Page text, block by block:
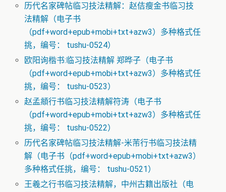
历代名家碑帖临习技法精解：赵佶瘦金书临习技
法精解（电子书
（pdf+word+epub+mobi+txt+azw3）多种格式任
挑，编号： tushu-0524）
欧阳询楷书:临习技法精解 郑晔子（电子书
（pdf+word+epub+mobi+txt+azw3）多种格式任
挑，编号： tushu-0523）
赵孟頫行书临习技法精解符涛（电子书
（pdf+word+epub+mobi+txt+azw3）多种格式任
挑，编号： tushu-0522）
历代名家碑帖临习技法精解-米芾行书临习技法精
解（电子书（pdf+word+epub+mobi+txt+azw3）
多种格式任挑，编号： tushu-0521）
王羲之行书临习技法精解，中州古籍出版社（电